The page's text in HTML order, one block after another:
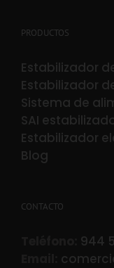
PRODUCTOS
Estabilizador
Estabilizador
Sistema de
SAI
Estabilizador
Blog
CONTACTO
944